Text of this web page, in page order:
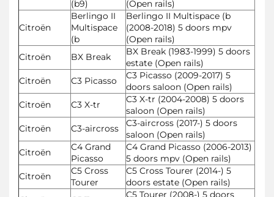
(b9)
(Open rails)
Citroën
Berlingo II
Multispace
(b
Berlingo II Multispace (b
(2008-2018) 5 doors mpv
(Open rails)
Citroën
BX Break
BX Break (1983-1999) 5 doors
estate (Open rails)
Citroën
C3 Picasso
C3 Picasso (2009-2017) 5
doors saloon (Open rails)
Citroën
C3 X-tr
C3 X-tr (2004-2008) 5 doors
saloon (Open rails)
Citroën
C3-aircross
C3-aircross (2017-) 5 doors
saloon (Open rails)
Citroën
C4 Grand
Picasso
C4 Grand Picasso (2006-2013)
5 doors mpv (Open rails)
Citroën
C5 Cross
Tourer
C5 Cross Tourer (2014-) 5
doors estate (Open rails)
C5 Tourer (2008-) 5 doors